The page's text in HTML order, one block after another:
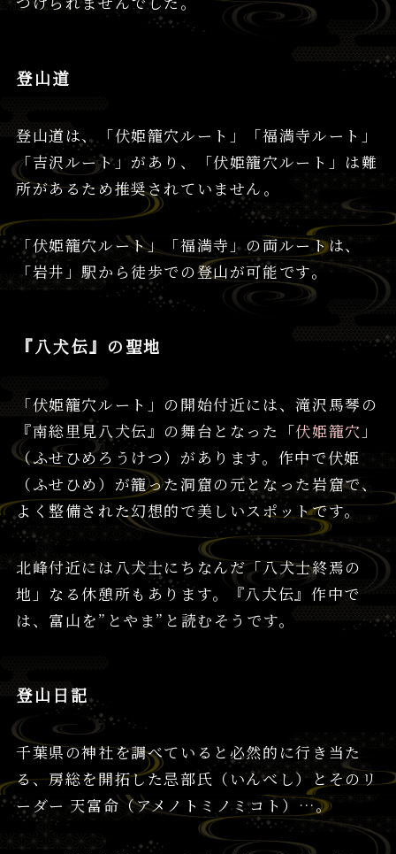
登山道
登山道は、「伏姫籠穴ルート」「福満寺ルート」
「吉沢ルート」があり、「伏姫籠穴ルート」は難
所があるため推奨されていません。
「伏姫籠穴ルート」「福満寺」の両ルートは、
「岩井」駅から徒歩での登山が可能です。
『八犬伝』の聖地
「伏姫籠穴ルート」の開始付近には、滝沢馬琴の
『南総里見八犬伝』の舞台となった「伏姫籠穴 」
（ふせひめろうけつ）があります。作中で伏姫
（ふせひめ）が籠った洞窟の元となった岩窟で、
よく整備された幻想的で美しいスポットです。
北峰付近には八犬士にちなんだ「八犬士終焉の
地」なる休憩所もあります。『八犬伝』作中で
は、富山を”とやま”と読むそうです。
登山日記
千葉県の神社を調べていると必然的に行き当た
る、房総を開拓した忌部氏（いんべし）とそのリ
ーダー 天富命（アメノトミノミコト）…。